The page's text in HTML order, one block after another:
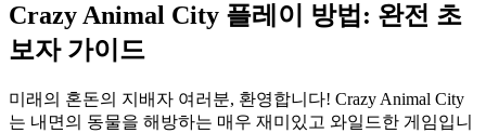
Crazy Animal City 플레이 방법: 완전 초
보자 가이드
미래의 혼돈의 지배자 여러분, 환영합니다! Crazy Animal City
는 내면의 동물을 해방하는 매우 재미있고 와일드한 게임입니